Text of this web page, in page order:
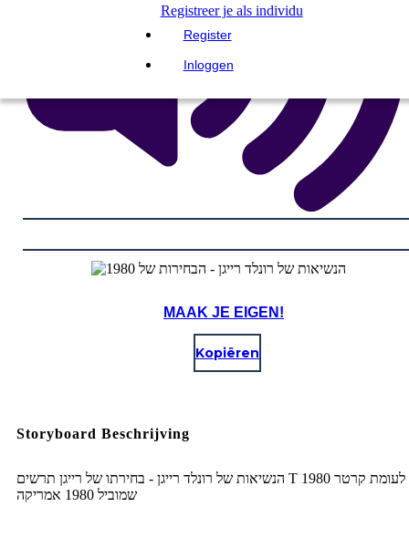
Registreer je als individu
Register
Inloggen
MAAK JE EIGEN!
Kopiëren
Storyboard Beschrijving
הנשיאות של רונלד רייגן - בחירתו של רייגן תרשים T 1980 לעומת קרטר
שמוביל 1980 אמריקה